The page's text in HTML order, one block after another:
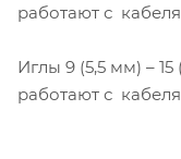
работают с
Иглы 9 (5,5 мм) –
работают с